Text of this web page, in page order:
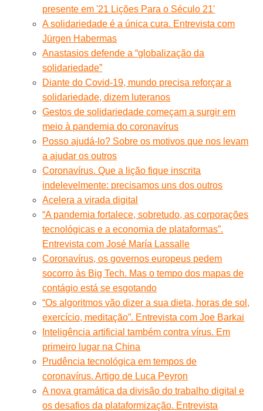
presente em '21 Lições Para o Século 21'
A solidariedade é a única cura. Entrevista com
Jürgen Habermas
Anastasios defende a “globalização da
solidariedade”
Diante do Covid-19, mundo precisa reforçar a
solidariedade, dizem luteranos
Gestos de solidariedade começam a surgir em
meio à pandemia do coronavírus
Posso ajudá-lo? Sobre os motivos que nos levam
a ajudar os outros
Coronavírus. Que a lição fique inscrita
indelevelmente: precisamos uns dos outros
Acelera a virada digital
“A pandemia fortalece, sobretudo, as corporações
tecnológicas e a economia de plataformas”.
Entrevista com José María Lassalle
Coronavírus, os governos europeus pedem
socorro às Big Tech. Mas o tempo dos mapas de
contágio está se esgotando
“Os algoritmos vão dizer a sua dieta, horas de sol,
exercício, meditação”. Entrevista com Joe Barkai
Inteligência artificial também contra vírus. Em
primeiro lugar na China
Prudência tecnológica em tempos de
coronavírus. Artigo de Luca Peyron
A nova gramática da divisão do trabalho digital e
os desafios da plataformização. Entrevista